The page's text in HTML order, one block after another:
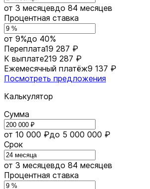
от 3 месяцевдо 84 месяцев
Процентная ставка
от 9%до 40%
Переплата19 287 ₽
К выплате219 287 ₽
Ежемесячный платёж9 137 ₽
Посмотреть предложения
Калькулятор
Сумма
от 10 000 ₽до 5 000 000 ₽
Срок
от 3 месяцевдо 84 месяцев
Процентная ставка